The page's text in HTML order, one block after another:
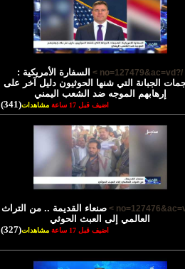
/?no=127479&ac=vd >
السفارة الأمريكية :
الجبانة التي شنها الحوثيون دليل آخر على
إرهابهم الموجه ضد الشعب اليمني
اضيف قبل 17 ساعة مشاهدات(341)
صنعاء القديمة .. من التراث
العالمي إلى العبث الحوثي
اضيف قبل 17 ساعة مشاهدات(327)